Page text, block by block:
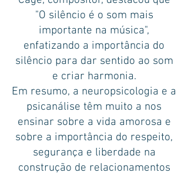
"O silêncio é o som mais
importante na música",
enfatizando a importância do
silêncio para dar sentido ao som
e criar harmonia.
Em resumo, a neuropsicologia e a
psicanálise têm muito a nos
ensinar sobre a vida amorosa e
sobre a importância do respeito,
segurança e liberdade na
construção de relacionamentos